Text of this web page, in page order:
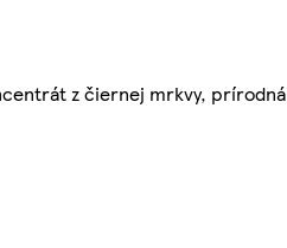
z čiernej mrkvy, prírodná